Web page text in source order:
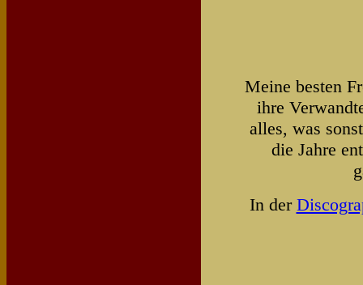
Meine besten
ihre
alles, was
die Jahre
In der